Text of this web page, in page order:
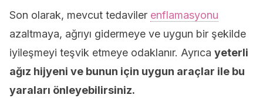
Son olarak, mevcut tedaviler enflamasyonu
azaltmaya, ağrıyı gidermeye ve uygun bir şekilde
iyileşmeyi teşvik etmeye odaklanır. Ayrıca yeterli
ağız hijyeni ve bunun için uygun araçlar ile bu
yaraları önleyebilirsiniz.